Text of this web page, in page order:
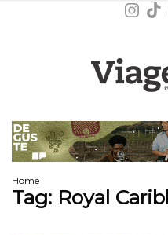
Home
Tag: Royal